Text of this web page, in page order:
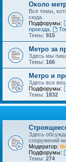
Около
Все темы,
сюда.
Подфорумы:
проезда
Темы: 915
Метро за
Здесь мы
Темы: 166
Метро и
Здесь все
Подфорумы:
Темы: 1832
Здесь
сооружений
Модератор:
Подфорумы:
Темы: 274